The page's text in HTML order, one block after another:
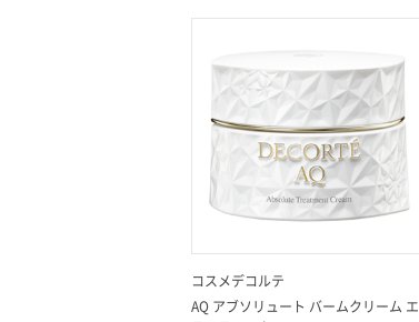
コスメデコルテ
AQ アブソリュート バームクリーム エ